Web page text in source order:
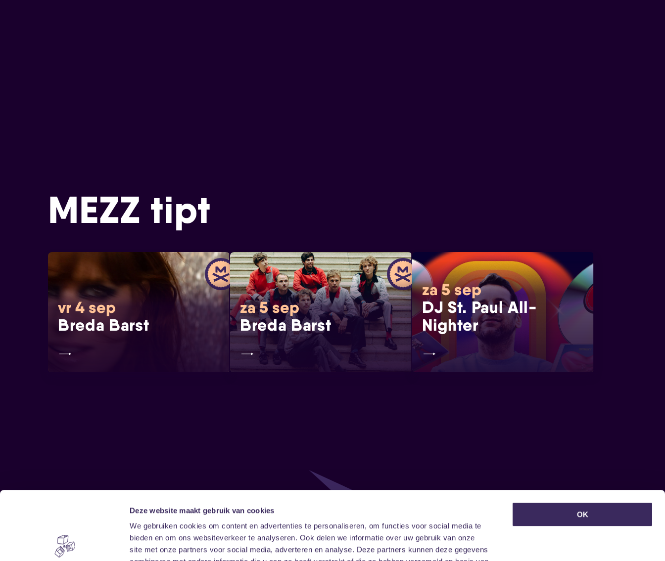
Deze website maakt gebruik van cookies
We gebruiken cookies om content en advertenties te personaliseren, om functies voor social media te
bieden en om ons websiteverkeer te analyseren. Ook delen we informatie over uw gebruik van onze
site met onze partners voor social media, adverteren en analyse. Deze partners kunnen deze gegevens
OK
MEZZ tipt
vr 4 sep
Breda Barst
za 5 sep
Breda Barst
za 5 sep
DJ St. Paul All-
Nighter
Home
Vrijwilligers
Disclaimer
Toegankelijkheid
Follow
FacebookInstagramLinkedIn
Onze nieuwsbrief ontvangen?